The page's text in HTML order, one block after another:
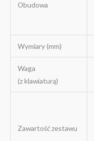
Obudowa
Wymiary (mm)
Waga
(z klawiaturą)
Zawartość zestawu